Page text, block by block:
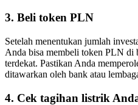
3. Beli token PLN
Setelah menentukan jumlah
Anda bisa membeli token PLN di
terdekat. Pastikan Anda
ditawarkan oleh bank atau
4. Cek tagihan listrik